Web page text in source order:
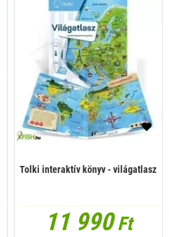
Tolki interaktív könyv - világatlasz
11 990Ft